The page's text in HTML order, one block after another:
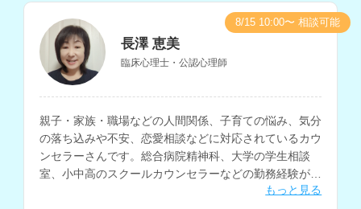
長澤 恵美
臨床心理士・公認心理師
親子・家族・職場などの人間関係、子育ての悩み、気分
の落ち込みや不安、恋愛相談などに対応されているカウ
ンセラーさんです。総合病院精神科、大学の学生相談
室、小中高のスクールカウンセラーなどの勤務経験があ
り、子育てスキルやストレスマネジメントの技法を豊富
もっと見る
8/15 10:00〜 相談可能